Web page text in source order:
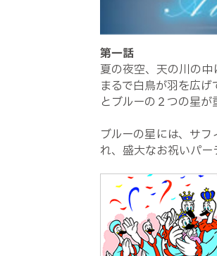
第一話
夏の夜空、天の川の
まるで白鳥が羽を広
とブルーの２つの星
ブルーの星には、サ
れ、盛大なお祝いパー